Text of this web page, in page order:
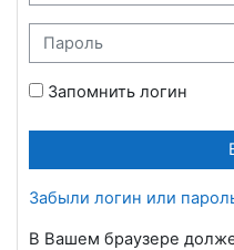
Пароль
Запомнить логин
Забыли логин или
В Вашем браузере